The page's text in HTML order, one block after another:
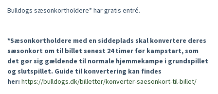
Bulldogs sæsonkortholdere* har gratis entré.
*Sæsonkortholdere med en siddeplads skal konvertere deres
sæsonkort om til billet senest 24 timer før kampstart, som
det gør sig gældende til normale hjemmekampe i grundspillet
og slutspillet. Guide til konvertering kan findes
her: https://bulldogs.dk/billetter/konverter-saesonkort-til-billet/